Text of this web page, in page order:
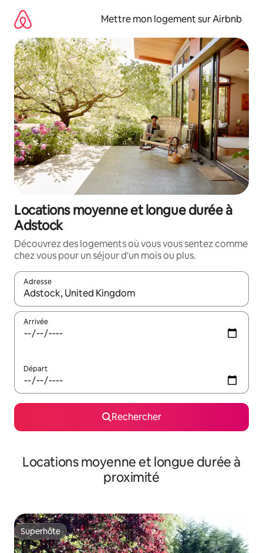
directement
contenu
Mettre mon logement sur Airbnb
Locations moyenne et longue durée à
Adstock
Découvrez des logements où vous vous sentez comme
chez vous pour un séjour d'un mois ou plus.
Adresse
Lorsque les résultats s'affichent, utilisez les flèches vers le
Arrivée
Départ
Rechercher
Locations moyenne et longue durée à
proximité
Superhôte
Superhôte